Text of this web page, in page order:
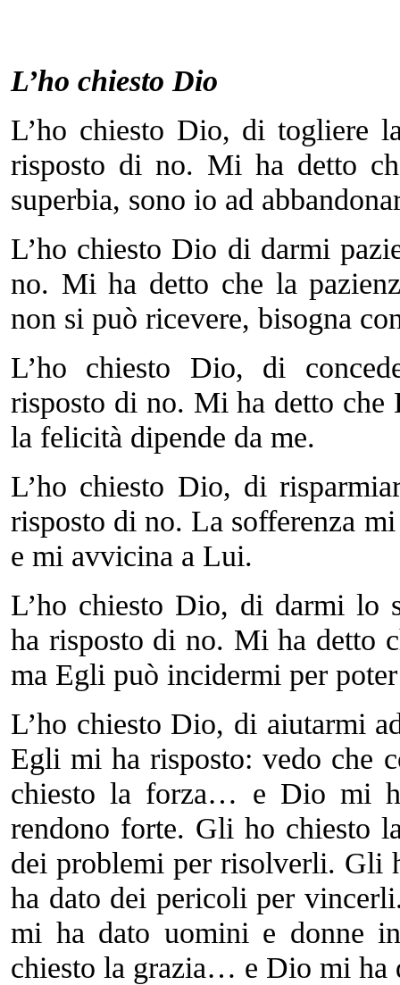
L’ho chiesto Dio
L’ho chiesto Dio, di togliere
risposto di no. Mi ha detto
superbia, sono io ad
L’ho chiesto Dio di darmi
no. Mi ha detto che la
non si può ricevere, bisogna
L’ho chiesto Dio, di
risposto di no. Mi ha detto
la felicità dipende da me.
L’ho chiesto Dio, di
risposto di no. La sofferenza
e mi avvicina a Lui.
L’ho chiesto Dio, di darmi lo
ha risposto di no. Mi ha detto
ma Egli può incidermi per
L’ho chiesto Dio, di aiutarmi
Egli mi ha risposto: vedo che
chiesto la forza… e Dio mi
rendono forte. Gli ho chiesto
dei problemi per risolverli.
ha dato dei pericoli per
mi ha dato uomini e donne
chiesto la grazia… e Dio mi ha